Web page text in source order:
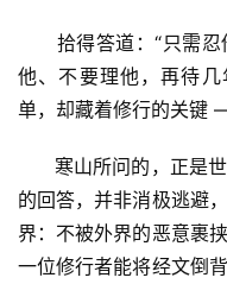
点
僧
音
高
僧
访
谈
拾得答道：“只需忍
他、不要理他，再待
单，却藏着修行的关键
寒山所问的，正是世
的回答，并非消极逃避
界：不被外界的恶意裹
一位修行者能将经文倒